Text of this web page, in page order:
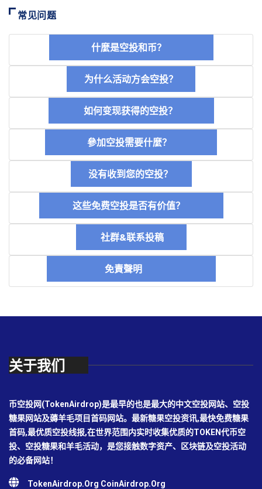
常见问题
什麼是空投和币？
为什么活动方会空投？
如何变现获得的空投？
參加空投需要什麼？
没有收到您的空投？
这些免费空投是否有价值？
社群&联系投稿
免責聲明
关于我们
币空投网(TokenAirdrop)是最早的也是最大的中文空投网站、空投
糖果网站及薅羊毛项目首码网站。最新糖果空投资讯,最快免费糖果
首码,最优质空投线报,在世界范围内实时收集优质的TOKEN代币空
投、空投糖果和羊毛活动，是您接触数字资产、区块链及空投活动
的必备网站！
TokenAirdrop.Org CoinAirdrop.Org